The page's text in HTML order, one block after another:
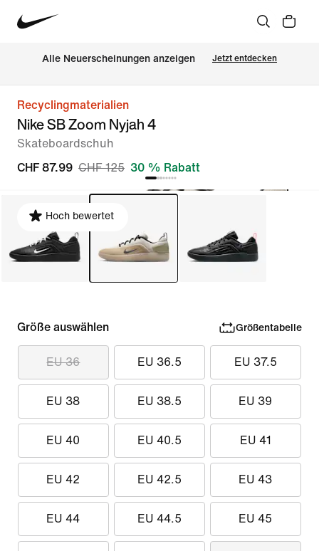
Alle Neuerscheinungen anzeigen Jetzt entdecken
Recyclingmaterialien
Nike SB Zoom Nyjah 4
Skateboardschuh
CHF 87.99 CHF 125 30 % Rabatt
Hoch bewertet
Größe auswählen Größentabelle
EU 36 EU 36.5 EU 37.5
EU 38 EU 38.5 EU 39
EU 40 EU 40.5 EU 41
EU 42 EU 42.5 EU 43
EU 44 EU 44.5 EU 45